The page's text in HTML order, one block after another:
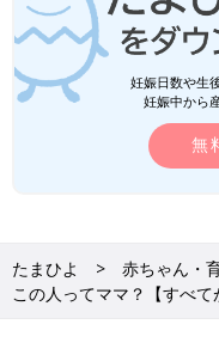
妊娠日数や生
妊娠中から
無
たまひよ 赤ちゃん・
この人ってママ？【すべて